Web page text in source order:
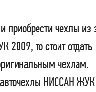
приобрести чехлы из
то стоит отдать
чехлам.
НИССАН